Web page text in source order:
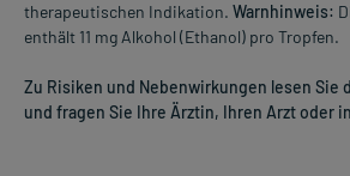
therapeutischen Indikation. Warnhinweis:
enthält 11 mg Alkohol (Ethanol) pro Tropfen.
Zu Risiken und Nebenwirkungen lesen Sie
und fragen Sie Ihre Ärztin, Ihren Arzt oder